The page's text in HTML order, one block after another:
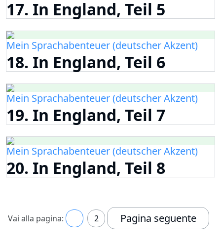
17. In England, Teil 5
Mein Sprachabenteuer (deutscher Akzent)
18. In England, Teil 6
Mein Sprachabenteuer (deutscher Akzent)
19. In England, Teil 7
Mein Sprachabenteuer (deutscher Akzent)
20. In England, Teil 8
Vai alla pagina: 2 Pagina seguente